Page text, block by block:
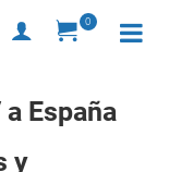
0
España
y